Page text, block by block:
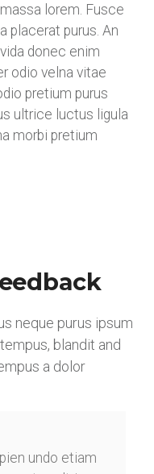
lorem. Fusce
placerat purus. An
donec enim
odio velna vitae
pretium purus
ultrice luctus ligula
morbi pretium
neque purus ipsum
blandit and
a dolor
undo etiam